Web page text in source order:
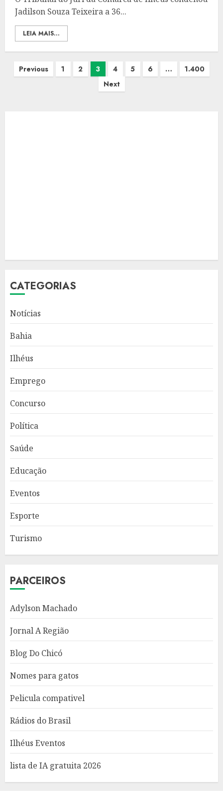
Jadilson Souza Teixeira a 36...
LEIA MAIS...
Paginação
Previous 1 2 3 4 5 6 …
1.400
Next
CATEGORIAS
Notícias
Bahia
Ilhéus
Emprego
Concurso
Política
Saúde
Educação
Eventos
Esporte
Turismo
PARCEIROS
Adylson Machado
Jornal A Região
Blog Do Chicó
Nomes para gatos
Pelicula compativel
Rádios do Brasil
Ilhéus Eventos
lista de IA gratuita 2026